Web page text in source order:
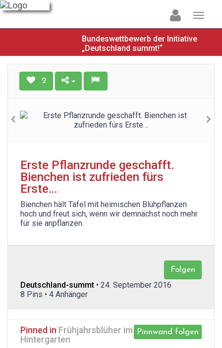
Bundeswettbewerb der Initiative
„Deutschland summt!“
2
Erste Pflanzrunde geschafft.
Bienchen ist zufrieden fürs
Erste…
Bienchen hält Tafel mit heimischen Blühpflanzen
hoch und freut sich, wenn wir demnächst noch mehr
für sie anpflanzen.
Folgen
Deutschland-summt • 24. September 2016
8 Pins • 4 Anhänger
Pinnwand folgen
Pinned in Frühjahrsblüher im
Hintergarten